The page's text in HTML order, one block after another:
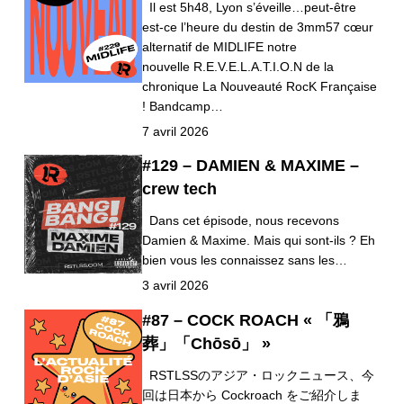
Il est 5h48, Lyon s’éveille…peut-être
est-ce l’heure du destin de 3mm57 cœur
alternatif de MIDLIFE notre
nouvelle R.E.V.E.L.A.T.I.O.N de la
chronique La Nouveauté RocK Française
! Bandcamp…
7 avril 2026
#129 – DAMIEN & MAXIME –
crew tech
Dans cet épisode, nous recevons
Damien & Maxime. Mais qui sont-ils ? Eh
bien vous les connaissez sans les…
3 avril 2026
#87 – COCK ROACH « 「鴉
葬」「Chōsō」 »
RSTLSSのアジア・ロックニュース、今
回は日本から Cockroach をご紹介しま